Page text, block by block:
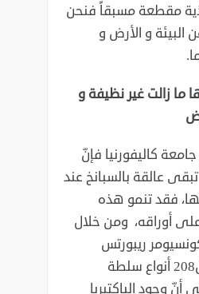
مقطعة ‏مسبقاً فنحن
البيئة و الأرض و
ما زالت غير نظيفة و
كاليفورنيا فإنّ
تبقى عالقة بالسبانخ عند
فقد تنمو هذه
على أوراقه، ومن خلال
ريبورتس
واجرائهم فحص ل208 أنواع سلطة
أنّ وجود الباكتيريا